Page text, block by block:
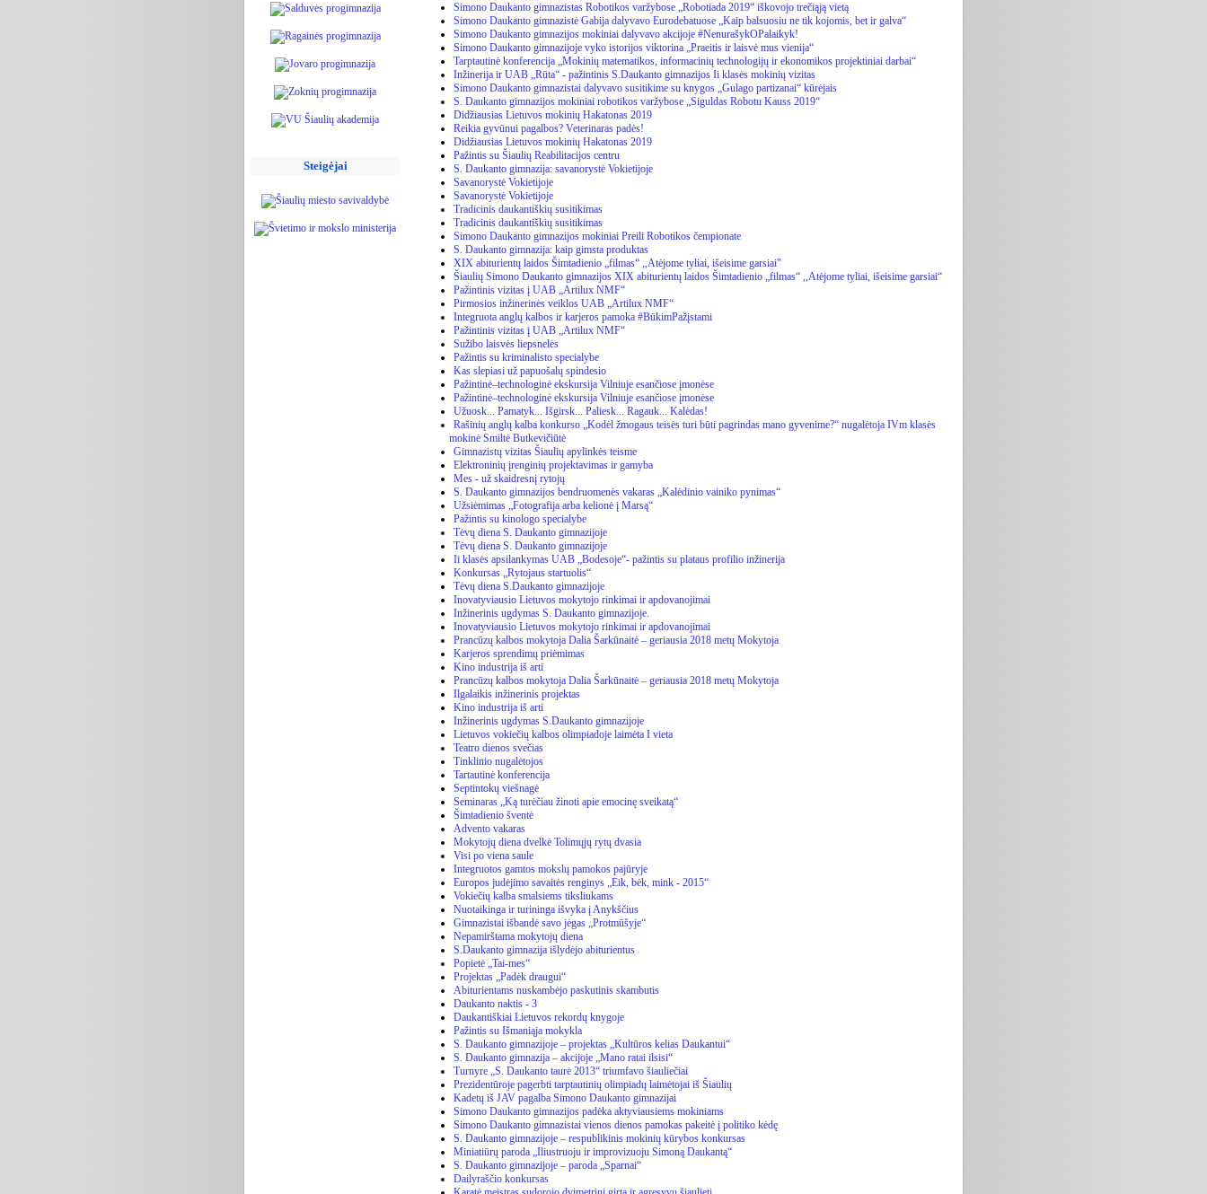
Steigėjai
Simono Daukanto gimnazistas Robotikos varžybose „Robotiada 2019“ iškovojo trečiąją vietą
Simono Daukanto gimnazistė Gabija dalyvavo Eurodebatuose „Kaip balsuosiu ne tik kojomis, bet ir galva“
Simono Daukanto gimnazijos mokiniai dalyvavo akcijoje #NenurašykOPalaikyk!
Simono Daukanto gimnazijoje vyko istorijos viktorina „Praeitis ir laisvė mus vienija“
Tarptautinė konferencija „Mokinių matematikos, informacinių technologijų ir ekonomikos projektiniai darbai“
Inžinerija ir UAB „Rūta“ - pažintinis S.Daukanto gimnazijos Ii klasės mokinių vizitas
Simono Daukanto gimnazistai dalyvavo susitikime su knygos „Gulago partizanai“ kūrėjais
S. Daukanto gimnazijos mokiniai robotikos varžybose „Siguldas Robotu Kauss 2019“
Didžiausias Lietuvos mokinių Hakatonas 2019
Reikia gyvūnui pagalbos? Veterinaras padės!
Didžiausias Lietuvos mokinių Hakatonas 2019
Pažintis su Šiaulių Reabilitacijos centru
S. Daukanto gimnazija: savanorystė Vokietijoje
Savanorystė Vokietijoje
Savanorystė Vokietijoje
Tradicinis daukantiškių susitikimas
Tradicinis daukantiškių susitikimas
Simono Daukanto gimnazijos mokiniai Preili Robotikos čempionate
S. Daukanto gimnazija: kaip gimsta produktas
XIX abiturientų laidos Šimtadienio „filmas“ ,,Atėjome tyliai, išeisime garsiai"
Šiaulių Simono Daukanto gimnazijos XIX abiturientų laidos Šimtadienio „filmas“ ,,Atėjome tyliai, išeisime garsiai“
Pažintinis vizitas į UAB „Artilux NMF“
Pirmosios inžinerinės veiklos UAB „Artilux NMF“
Integruota anglų kalbos ir karjeros pamoka #BūkimPažįstami
Pažintinis vizitas į UAB „Artilux NMF“
Sužibo laisvės liepsnelės
Pažintis su kriminalisto specialybe
Kas slepiasi už papuošalų spindesio
Pažintinė–technologinė ekskursija Vilniuje esančiose įmonėse
Pažintinė–technologinė ekskursija Vilniuje esančiose įmonėse
Užuosk... Pamatyk... Išgirsk... Paliesk... Ragauk... Kalėdas!
Rašinių anglų kalba konkurso „Kodėl žmogaus teisės turi būti pagrindas mano gyvenime?“ nugalėtoja IVm klasės
mokinė Smiltė Butkevičiūtė
Gimnazistų vizitas Šiaulių apylinkės teisme
Elektroninių įrenginių projektavimas ir gamyba
Mes - už skaidresnį rytojų
S. Daukanto gimnazijos bendruomenės vakaras „Kalėdinio vainiko pynimas“
Užsiėmimas „Fotografija arba kelionė į Marsą“
Pažintis su kinologo specialybe
Tėvų diena S. Daukanto gimnazijoje
Tėvų diena S. Daukanto gimnazijoje
Ii klasės apsilankymas UAB „Bodesoje“- pažintis su plataus profilio inžinerija
Konkursas „Rytojaus startuolis“
Tėvų diena S.Daukanto gimnazijoje
Inovatyviausio Lietuvos mokytojo rinkimai ir apdovanojimai
Inžinerinis ugdymas S. Daukanto gimnazijoje.
Inovatyviausio Lietuvos mokytojo rinkimai ir apdovanojimai
Prancūzų kalbos mokytoja Dalia Šarkūnaitė – geriausia 2018 metų Mokytoja
Karjeros sprendimų priėmimas
Kino industrija iš arti
Prancūzų kalbos mokytoja Dalia Šarkūnaitė – geriausia 2018 metų Mokytoja
Ilgalaikis inžinerinis projektas
Kino industrija iš arti
Inžinerinis ugdymas S.Daukanto gimnazijoje
Lietuvos vokiečių kalbos olimpiadoje laimėta I vieta
Teatro dienos svečias
Tinklinio nugalėtojos
Tartautinė konferencija
Septintokų viešnagė
Seminaras „Ką turėčiau žinoti apie emocinę sveikatą“
Šimtadienio šventė
Advento vakaras
Mokytojų diena dvelkė Tolimųjų rytų dvasia
Visi po viena saule
Integruotos gamtos mokslų pamokos pajūryje
Europos judėjimo savaitės renginys „Eik, bėk, mink - 2015“
Vokiečių kalba smalsiems tiksliukams
Nuotaikinga ir turininga išvyka į Anykščius
Gimnazistai išbandė savo jėgas „Protmūšyje“
Nepamirštama mokytojų diena
S.Daukanto gimnazija išlydėjo abiturientus
Popietė „Tai-mes“
Projektas „Padėk draugui“
Abiturientams nuskambėjo paskutinis skambutis
Daukanto naktis - 3
Daukantiškiai Lietuvos rekordų knygoje
Pažintis su Išmaniąja mokykla
S. Daukanto gimnazijoje – projektas „Kultūros kelias Daukantui“
S. Daukanto gimnazija – akcijoje „Mano ratai ilsisi“
Turnyre „S. Daukanto taurė 2013“ triumfavo šiauliečiai
Prezidentūroje pagerbti tarptautinių olimpiadų laimėtojai iš Šiaulių
Kadetų iš JAV pagalba Simono Daukanto gimnazijai
Simono Daukanto gimnazijos padėka aktyviausiems mokiniams
Simono Daukanto gimnazistai vienos dienos pamokas pakeitė į politiko kėdę
S. Daukanto gimnazijoje – respublikinis mokinių kūrybos konkursas
Miniatiūrų paroda „Iliustruoju ir improvizuoju Simoną Daukantą“
S. Daukanto gimnazijoje – paroda „Sparnai“
Dailyraščio konkursas